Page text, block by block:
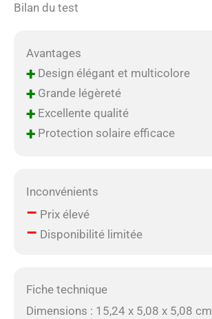
Bilan du test
Avantages
+Design élégant et multicolore
+Grande légèreté
+Excellente qualité
+Protection solaire efficace
Inconvénients
– Prix élevé
– Disponibilité limitée
Fiche technique
Dimensions : 15,24 x 5,08 x 5,08 cm